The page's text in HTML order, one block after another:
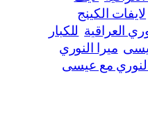
لايفات الكينج
العراقية للكبار
ميرا النوري
مع عيسى